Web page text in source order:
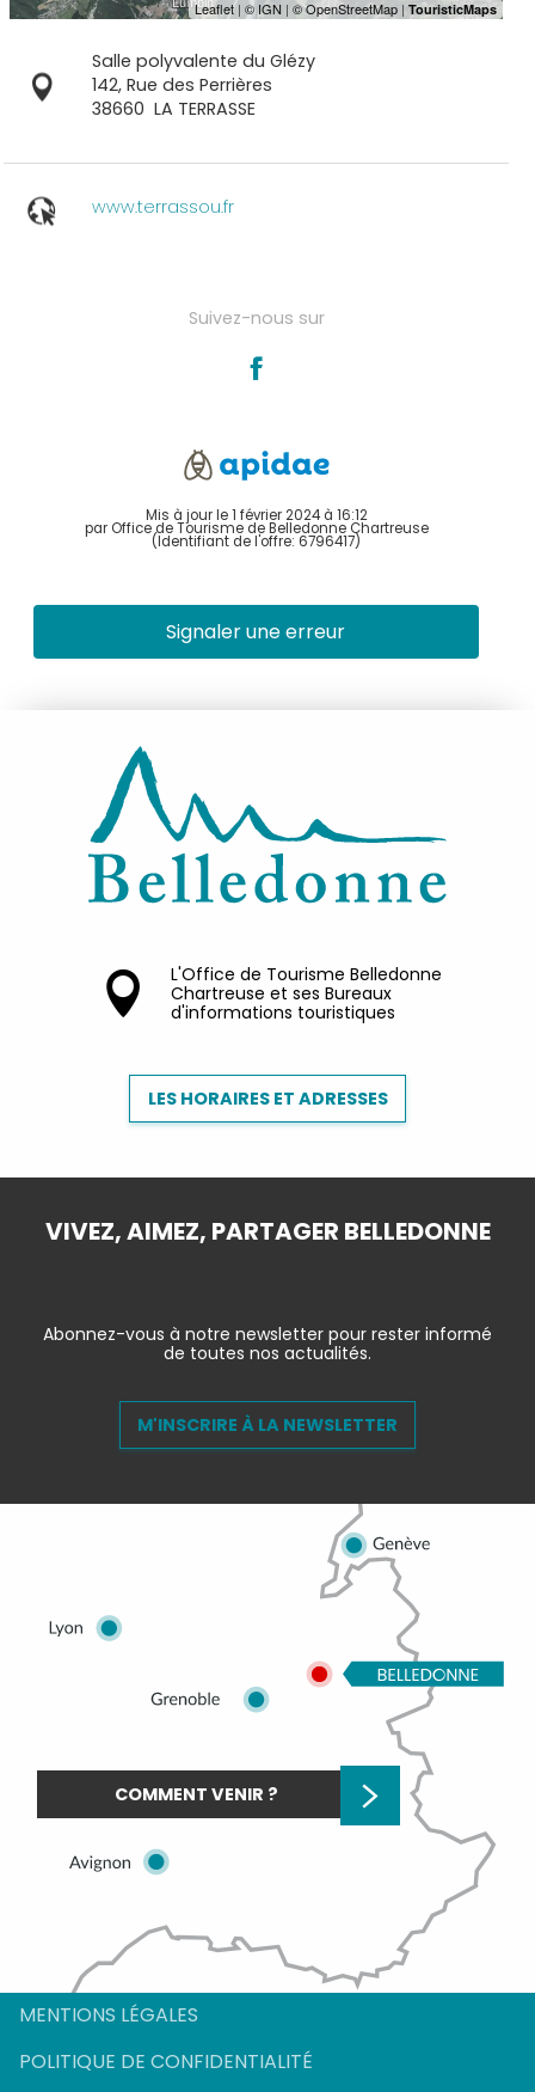
Salle polyvalente du Glézy
142, Rue des Perrières
38660 LA TERRASSE
www.terrassou.fr
Suivez-nous sur
Mis à jour le 1 février 2024 à 16:12
par Office de Tourisme de Belledonne Chartreuse
(Identifiant de l'offre: 6796417)
Signaler une erreur
L'Office de Tourisme Belledonne
Chartreuse et ses Bureaux
d'informations touristiques
LES HORAIRES ET ADRESSES
VIVEZ, AIMEZ, PARTAGER BELLEDONNE
Abonnez-vous à notre newsletter pour rester informé
de toutes nos actualités.
M'INSCRIRE À LA NEWSLETTER
COMMENT VENIR ?
MENTIONS LÉGALES
POLITIQUE DE CONFIDENTIALITÉ